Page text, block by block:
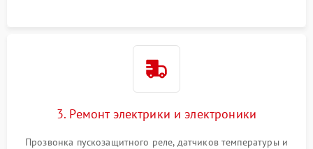
3. Ремонт электрики и электроники
Прозвонка пускозащитного реле, датчиков температуры и